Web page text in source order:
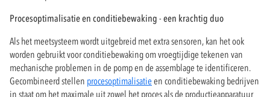
Procesoptimalisatie en conditiebewaking - een krachtig duo
Als het meetsysteem wordt uitgebreid met extra sensoren, kan het ook
worden gebruikt voor conditiebewaking om vroegtijdige tekenen van
mechanische problemen in de pomp en de assemblage te identificeren.
Gecombineerd stellen procesoptimalisatie en conditiebewaking bedrijven
in staat om het maximale uit zowel het proces als de productieapparatuur